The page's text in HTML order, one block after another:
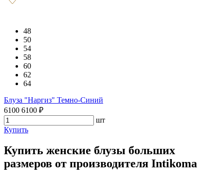
48
50
54
58
60
62
64
Блуза "Наргиз" Темно-Синий
6100 6100 ₽
шт
Купить
Купить женские блузы больших
размеров от производителя Intikoma